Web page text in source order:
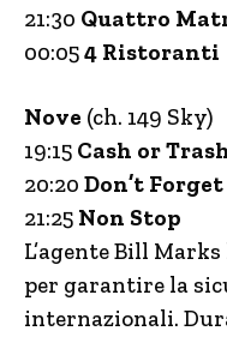
21:30 Quattro
00:054 Ristoranti
Nove (ch. 149 Sky)
19:15 Cash or
20:20 Don’t
21:25 Non Stop
L’agente Bill
per garantire la
internazionali.